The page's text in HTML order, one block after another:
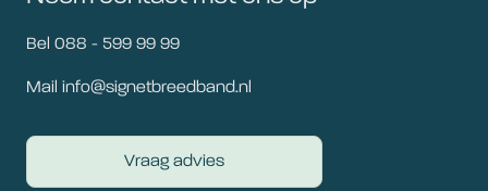
Bel 088 - 599 99 99
Mail info@signetbreedband.nl
Vraag advies